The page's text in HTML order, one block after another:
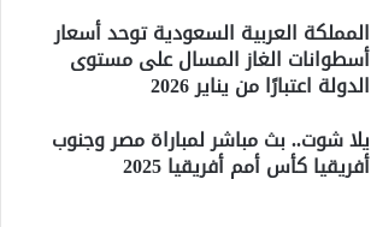
المملكة العربية السعودية توحد أسعار
أسطوانات الغاز المسال على مستوى
الدولة اعتبارًا من يناير 2026
يلا شوت.. بث مباشر لمباراة مصر وجنوب
أفريقيا كأس أمم أفريقيا 2025